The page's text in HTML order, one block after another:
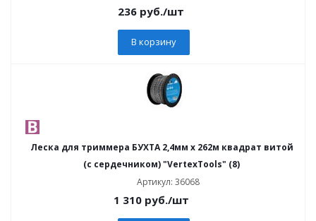
236 руб./шт
В корзину
Леска для триммера БУХТА 2,4мм х 262м квадрат витой
(с сердечником) "VertexTools" (8)
Артикул: 36068
1 310руб./шт